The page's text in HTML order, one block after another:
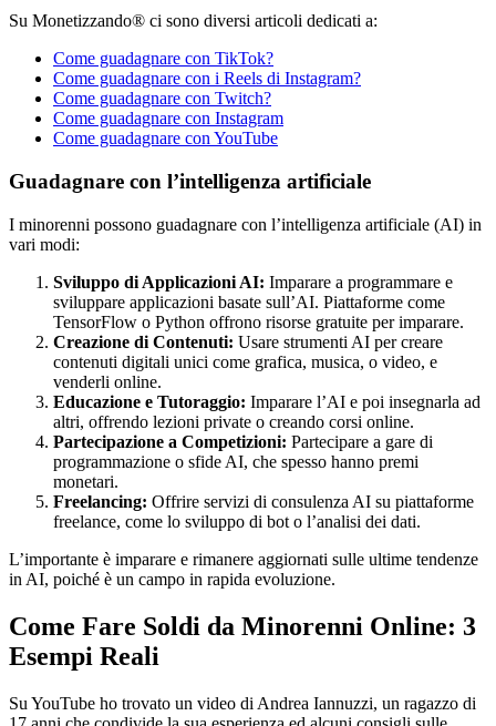
Su Monetizzando® ci sono diversi articoli dedicati a:
Come guadagnare con TikTok?
Come guadagnare con i Reels di Instagram?
Come guadagnare con Twitch?
Come guadagnare con Instagram
Come guadagnare con YouTube
Guadagnare con l’intelligenza artificiale
I minorenni possono guadagnare con l’intelligenza artificiale (AI) in
vari modi:
Sviluppo di Applicazioni AI: Imparare a programmare e
sviluppare applicazioni basate sull’AI. Piattaforme come
TensorFlow o Python offrono risorse gratuite per imparare.
Creazione di Contenuti: Usare strumenti AI per creare
contenuti digitali unici come grafica, musica, o video, e
venderli online.
Educazione e Tutoraggio: Imparare l’AI e poi insegnarla ad
altri, offrendo lezioni private o creando corsi online.
Partecipazione a Competizioni: Partecipare a gare di
programmazione o sfide AI, che spesso hanno premi
monetari.
Freelancing: Offrire servizi di consulenza AI su piattaforme
freelance, come lo sviluppo di bot o l’analisi dei dati.
L’importante è imparare e rimanere aggiornati sulle ultime tendenze
in AI, poiché è un campo in rapida evoluzione.
Come Fare Soldi da Minorenni Online: 3
Esempi Reali
Su YouTube ho trovato un video di Andrea Iannuzzi, un ragazzo di